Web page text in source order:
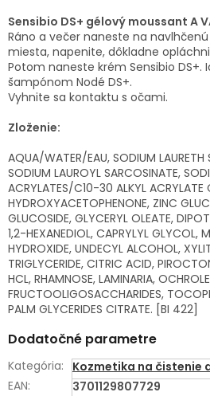
Sensibio DS+ gélový moussant A
Ráno a večer naneste na
miesta, napenite, dôkladne
Potom naneste krém Sensibio DS+.
šampónom Nodé DS+.
Vyhnite sa kontaktu s očami.
Zloženie:
AQUA/WATER/EAU, SODIUM LAURETH
SODIUM LAUROYL SARCOSINATE,
ACRYLATES/C10-30 ALKYL ACRYLATE
HYDROXYACETOPHENONE, ZINC
GLUCOSIDE, GLYCERYL OLEATE,
1,2-HEXANEDIOL, CAPRYLYL GLYCOL,
HYDROXIDE, UNDECYL ALCOHOL,
TRIGLYCERIDE, CITRIC ACID,
HCL, RHAMNOSE, LAMINARIA,
FRUCTOOLIGOSACCHARIDES,
PALM GLYCERIDES CITRATE. [BI 422]
Dodatočné parametre
Kategória:
Kozmetika na čistenie
EAN:
3701129807729